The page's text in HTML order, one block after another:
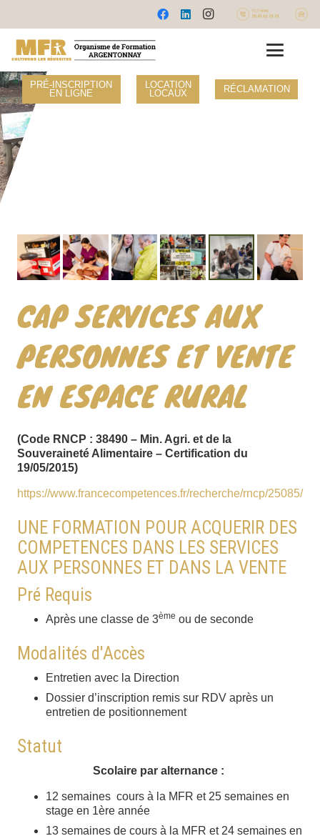
PRÉ-INSCRIPTION
EN LIGNE
LOCATION
LOCAUX
RÉCLAMATION
CAP SERVICES AUX
PERSONNES ET VENTE
EN ESPACE RURAL
(Code RNCP : 38490 – Min. Agri. et de la
Souveraineté Alimentaire – Certification du
19/05/2015)
https://www.francecompetences.fr/recherche/rncp/25085/
UNE FORMATION POUR ACQUERIR DES
COMPETENCES DANS LES SERVICES
AUX PERSONNES ET DANS LA VENTE
Pré Requis
Après une classe de 3ème ou de seconde
Modalités d'Accès
Entretien avec la Direction
Dossier d’inscription remis sur RDV après un
entretien de positionnement
Statut
Scolaire par alternance :
12 semaines cours à la MFR et 25 semaines en
stage en 1ère année
13 semaines de cours à la MFR et 24 semaines en